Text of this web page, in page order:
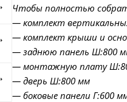
Чтобы полностью
— комплект
— комплект крыши и
— заднюю панель Ш:800
— монтажную плату
— дверь Ш:800 мм
— боковые панели Г:600